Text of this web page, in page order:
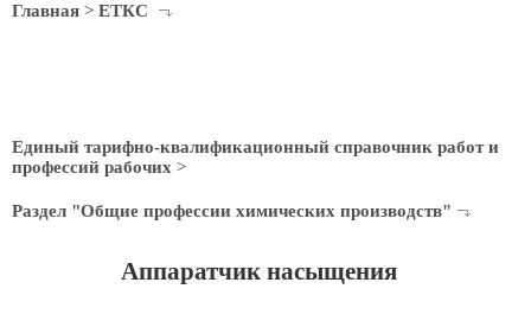
Главная > ЕТКС
Единый тарифно-квалификационный справочник работ и
профессий рабочих >
Раздел "Общие профессии химических производств"
Аппаратчик насыщения